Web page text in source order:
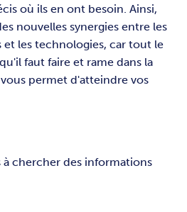
où ils en ont besoin. Ainsi,
nouvelles synergies entre les
et les technologies, car tout le
faut faire et rame dans la
permet d'atteindre vos
à chercher des informations